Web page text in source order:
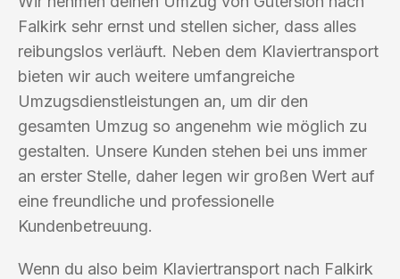
Falkirk sehr ernst und stellen sicher, dass alles
reibungslos verläuft. Neben dem Klaviertransport
bieten wir auch weitere umfangreiche
Umzugsdienstleistungen an, um dir den
gesamten Umzug so angenehm wie möglich zu
gestalten. Unsere Kunden stehen bei uns immer
an erster Stelle, daher legen wir großen Wert auf
eine freundliche und professionelle
Kundenbetreuung.
Wenn du also beim Klaviertransport nach Falkirk